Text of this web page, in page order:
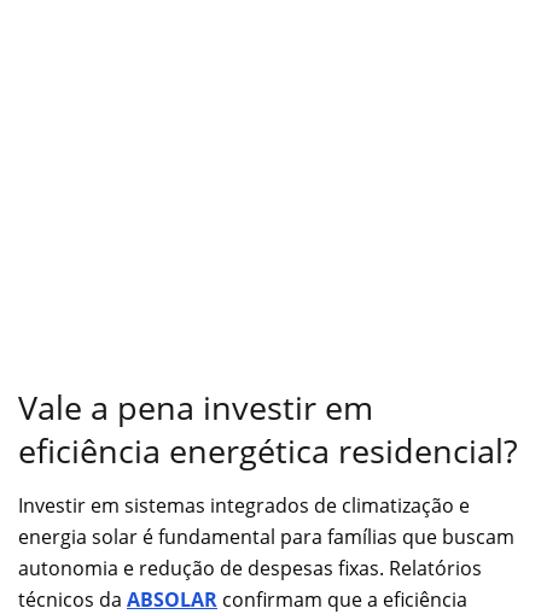
Vale a pena investir em
eficiência energética residencial?
Investir em sistemas integrados de climatização e
energia solar é fundamental para famílias que buscam
autonomia e redução de despesas fixas. Relatórios
técnicos da ABSOLAR confirmam que a eficiência